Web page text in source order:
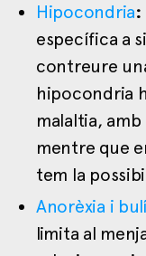
Hipocondria:
específica a
contreure
hipocondria
malaltia,
mentre que
tem la
Anorèxia i
limita al